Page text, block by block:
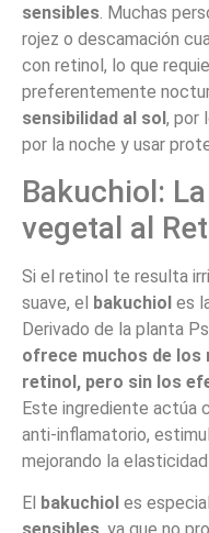
sensibles . Muchas
rojez o descamación
con retinol, lo que
preferentemente
sensibilidad al sol, por
por la noche y usar
Bakuchiol:
vegetal al
Si el retinol te resulta
suave, el bakuchiol es
Derivado de la planta
ofrece muchos de los
retinol, pero sin los
Este ingrediente actúa
anti-inflamatorio,
mejorando la
El bakuchiol es